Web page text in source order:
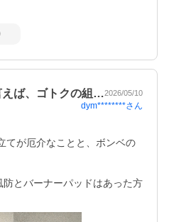
えば、ゴトクの組…2026/05/10
dym********さん
てが厄介なことと、ボンベの
とバーナーパッドはあった方